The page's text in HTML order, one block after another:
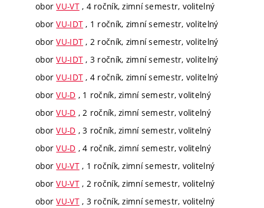
oborVU-VT, 4 ročník, zimní semestr, volitelný
oborVU-IDT , 1 ročník, zimní semestr, volitelný
oborVU-IDT , 2 ročník, zimní semestr, volitelný
oborVU-IDT , 3 ročník, zimní semestr, volitelný
oborVU-IDT , 4 ročník, zimní semestr, volitelný
oborVU-D , 1 ročník, zimní semestr, volitelný
oborVU-D , 2 ročník, zimní semestr, volitelný
oborVU-D , 3 ročník, zimní semestr, volitelný
oborVU-D , 4 ročník, zimní semestr, volitelný
oborVU-VT, 1 ročník, zimní semestr, volitelný
oborVU-VT, 2 ročník, zimní semestr, volitelný
oborVU-VT, 3 ročník, zimní semestr, volitelný